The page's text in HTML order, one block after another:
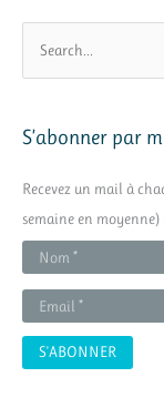
h
r
c
h
e
:
S’abonner par
Recevez un mail à
semaine en moyenne)